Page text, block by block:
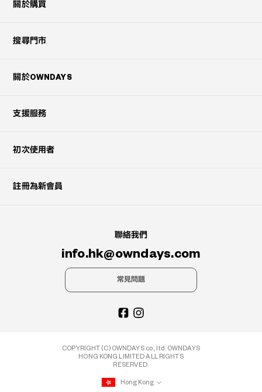
關於購買
搜尋門市
關於OWNDAYS
支援服務
初次使用者
註冊為新會員
聯絡我們
info.hk@owndays.com
常見問題
COPYRIGHT (C) OWNDAYS co., ltd. OWNDAYS
HONG KONG LIMITED ALL RIGHTS
RESERVED.
Hong Kong